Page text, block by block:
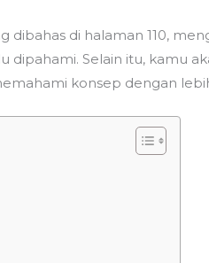
di halaman 110,
dipahami. Selain itu, kamu
konsep dengan